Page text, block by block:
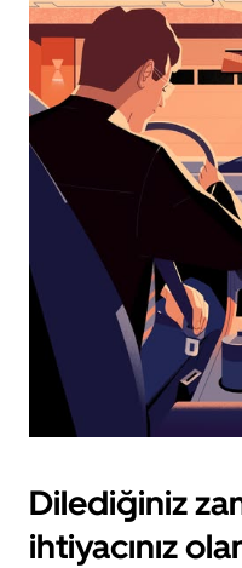
aşağı
ok
tuşuna
basın.
Takvimi
kapatmak
için
escape
tuşuna
basın.
Dilediğiniz
ihtiyacınız